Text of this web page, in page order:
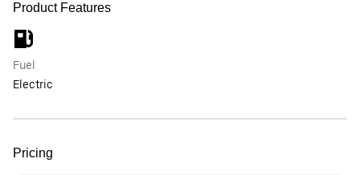
Product Features
Fuel
Electric
Pricing